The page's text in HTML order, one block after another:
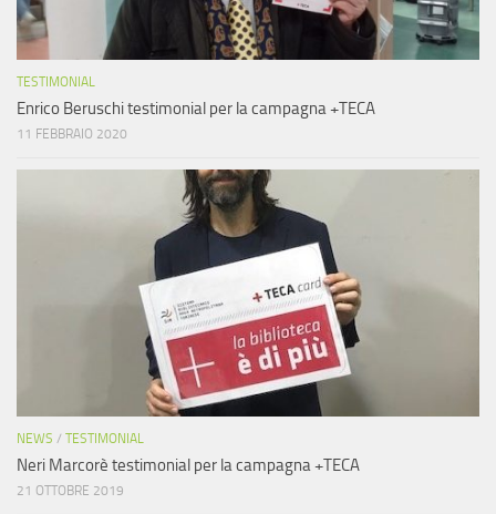
TESTIMONIAL
Enrico Beruschi testimonial per la campagna +TECA
11 FEBBRAIO 2020
NEWS / TESTIMONIAL
Neri Marcorè testimonial per la campagna +TECA
21 OTTOBRE 2019